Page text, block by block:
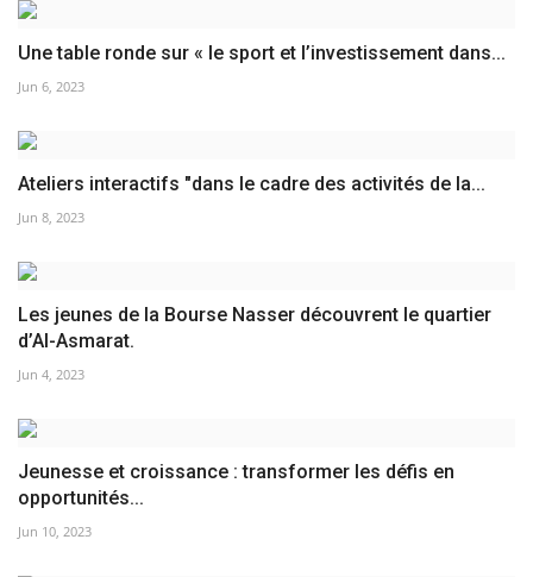
Une table ronde sur « le sport et l’investissement dans...
Jun 6, 2023
Ateliers interactifs "dans le cadre des activités de la...
Jun 8, 2023
Les jeunes de la Bourse Nasser découvrent le quartier
d’Al-Asmarat.
Jun 4, 2023
Jeunesse et croissance : transformer les défis en
opportunités...
Jun 10, 2023